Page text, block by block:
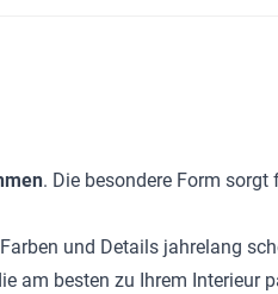
. Die besondere Form
und Details jahrelang
am besten zu Ihrem Interieur